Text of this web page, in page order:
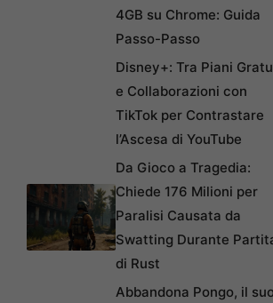
4GB su Chrome: Guida
Passo-Passo
Disney+: Tra Piani
e Collaborazioni con
TikTok per Contrastare
l’Ascesa di YouTube
Da Gioco a Tragedia:
Chiede 176 Milioni per
Paralisi Causata da
Swatting Durante
di Rust
Abbandona Pongo, il suo